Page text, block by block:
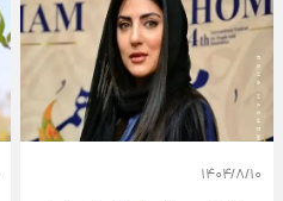
۱۴۰۴/۸/۱۰